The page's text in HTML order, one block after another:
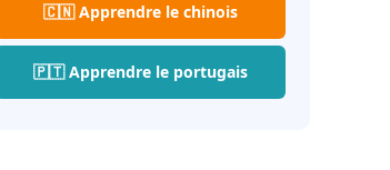
🇨🇳 Apprendre le chinois
🇵🇹 Apprendre le portugais